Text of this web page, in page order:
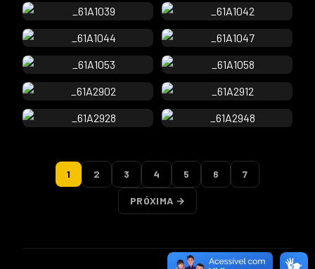
1 2 3 4 5 6 7
PRÓXIMA →